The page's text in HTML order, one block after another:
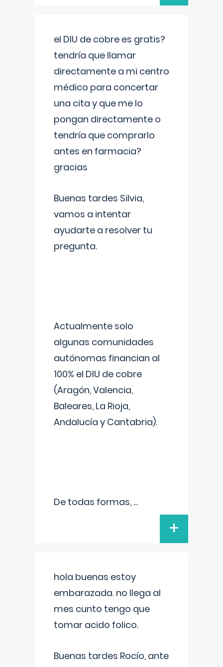
el DIU de cobre es gratis?
tendría que llamar
directamente a mi centro
médico para concertar
una cita y que me lo
pongan directamente o
tendría que comprarlo
antes en farmacia?
gracias
Buenas tardes Silvia,
vamos a intentar
ayudarte a resolver tu
pregunta.
Actualmente solo
algunas comunidades
autónomas financian al
100% el DIU de cobre
(Aragón, Valencia,
Baleares, La Rioja,
Andalucía y Cantabria).
De todas formas, ...
+
hola buenas estoy
embarazada. no llega al
mes cunto tengo que
tomar acido folico.
Buenas tardes Rocío, ante